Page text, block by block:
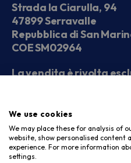
Strada la Ciarulla, 94
47899 Serravalle
Repubblica di San
COE SM02964
La vendita è rivolta
Seguici sui social
We use cookies
We may place these for analysis of
website, show personalised content
experience. For more information
settings.